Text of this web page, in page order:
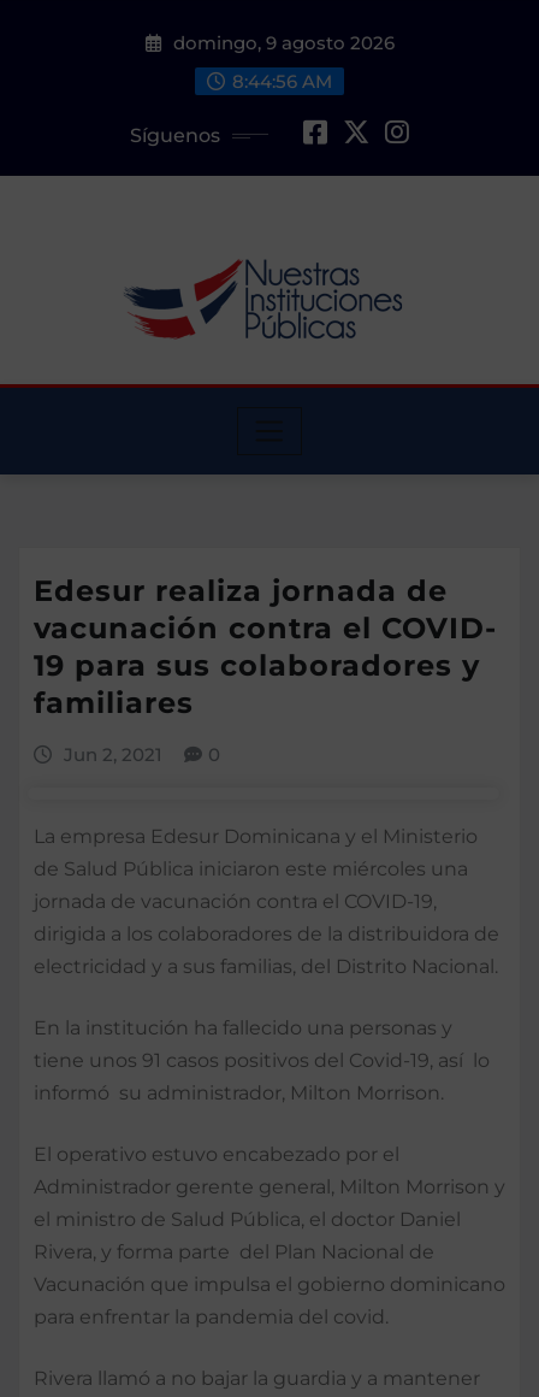
domingo, 9 agosto 2026
8:44:57 AM
Síguenos
Edesur realiza jornada de
vacunación contra el COVID-
19 para sus colaboradores y
familiares
Jun 2, 2021 0
La empresa Edesur Dominicana y el Ministerio
de Salud Pública iniciaron este miércoles una
jornada de vacunación contra el COVID-19,
dirigida a los colaboradores de la distribuidora de
electricidad y a sus familias, del Distrito Nacional.
En la institución ha fallecido una personas y
tiene unos 91 casos positivos del Covid-19, así lo
informó su administrador, Milton Morrison.
El operativo estuvo encabezado por el
Administrador gerente general, Milton Morrison y
el ministro de Salud Pública, el doctor Daniel
Rivera, y forma parte del Plan Nacional de
Vacunación que impulsa el gobierno dominicano
para enfrentar la pandemia del covid.
Rivera llamó a no bajar la guardia y a mantener